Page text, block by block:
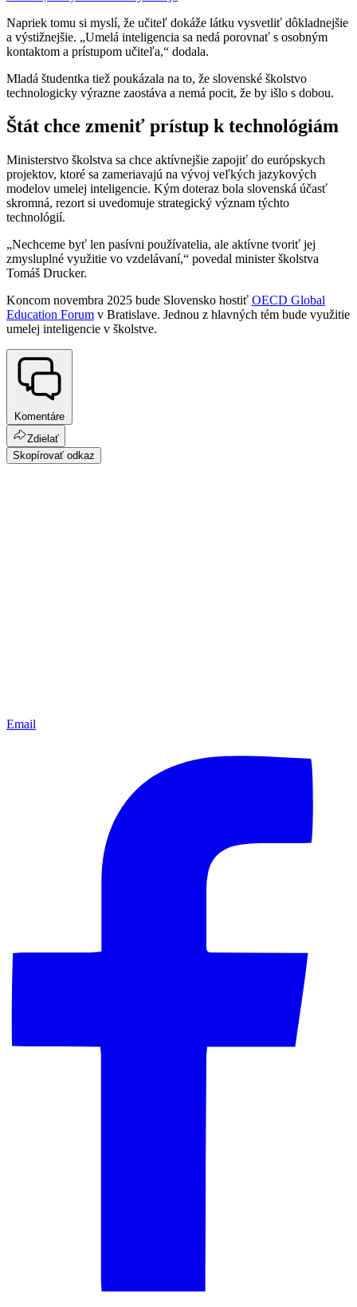
Napriek tomu si myslí, že učiteľ dokáže látku vysvetliť dôkladnejšie
a výstižnejšie. „Umelá inteligencia sa nedá porovnať s osobným
kontaktom a prístupom učiteľa,“ dodala.
Mladá študentka tiež poukázala na to, že slovenské školstvo
technologicky výrazne zaostáva a nemá pocit, že by išlo s dobou.
Štát chce zmeniť prístup k technológiám
Ministerstvo školstva sa chce aktívnejšie zapojiť do európskych
projektov, ktoré sa zameriavajú na vývoj veľkých jazykových
modelov umelej inteligencie. Kým doteraz bola slovenská účasť
skromná, rezort si uvedomuje strategický význam týchto
technológií.
„Nechceme byť len pasívni používatelia, ale aktívne tvoriť jej
zmysluplné využitie vo vzdelávaní,“ povedal minister školstva
Tomáš Drucker.
Koncom novembra 2025 bude Slovensko hostiť OECD Global
Education Forum v Bratislave. Jednou z hlavných tém bude využitie
umelej inteligencie v školstve.
Komentáre
Zdielať
Skopírovať odkaz
Email